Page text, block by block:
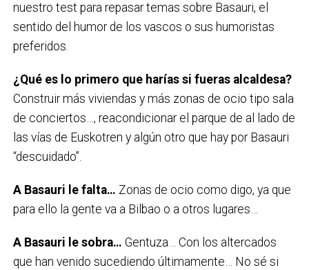
nuestro test para repasar temas sobre Basauri, el
sentido del humor de los vascos o sus humoristas
preferidos.
¿Qué es lo primero que harías si fueras alcaldesa?
Construir más viviendas y más zonas de ocio tipo sala
de conciertos…, reacondicionar el parque de al lado de
las vías de Euskotren y algún otro que hay por Basauri
“descuidado”.
A Basauri le falta… Zonas de ocio como digo, ya que
para ello la gente va a Bilbao o a otros lugares…
A Basauri le sobra… Gentuza… Con los altercados
que han venido sucediendo últimamente… No sé si